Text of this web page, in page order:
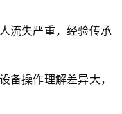
流失严重，经验传承
备操作理解差异大，